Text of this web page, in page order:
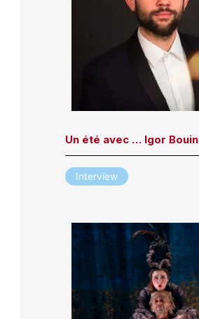
Un été avec … Igor Bouin
Interview